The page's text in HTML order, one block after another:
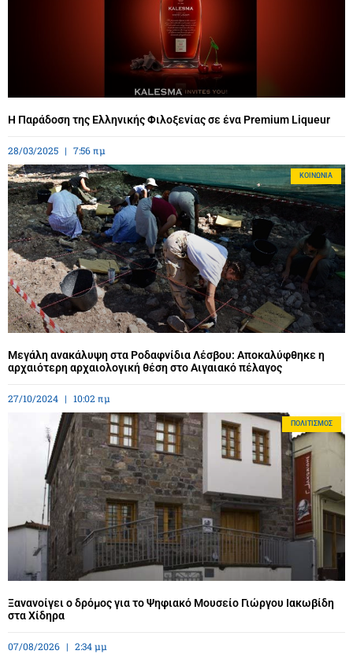
Η Παράδοση της Ελληνικής Φιλοξενίας σε ένα Premium Liqueur
28/03/2025 7:56 πμ
ΚΟΙΝΩΝΊΑ
Μεγάλη ανακάλυψη στα Ροδαφνίδια Λέσβου: Αποκαλύφθηκε η
αρχαιότερη αρχαιολογική θέση στο Αιγαιακό πέλαγος
27/10/2024 10:02 πμ
ΠΟΛΙΤΙΣΜΌΣ
Ξανανοίγει ο δρόμος για το Ψηφιακό Μουσείο Γιώργου Ιακωβίδη
στα Χίδηρα
07/08/2026 2:34 μμ